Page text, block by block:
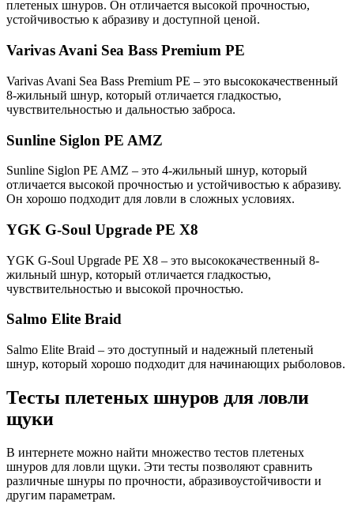
плетеных шнуров. Он отличается высокой прочностью,
устойчивостью к абразиву и доступной ценой.
Varivas Avani Sea Bass Premium PE
Varivas Avani Sea Bass Premium PE – это высококачественный
8-жильный шнур, который отличается гладкостью,
чувствительностью и дальностью заброса.
Sunline Siglon PE AMZ
Sunline Siglon PE AMZ – это 4-жильный шнур, который
отличается высокой прочностью и устойчивостью к абразиву.
Он хорошо подходит для ловли в сложных условиях.
YGK G-Soul Upgrade PE X8
YGK G-Soul Upgrade PE X8 – это высококачественный 8-
жильный шнур, который отличается гладкостью,
чувствительностью и высокой прочностью.
Salmo Elite Braid
Salmo Elite Braid – это доступный и надежный плетеный
шнур, который хорошо подходит для начинающих рыболовов.
Тесты плетеных шнуров для ловли
щуки
В интернете можно найти множество тестов плетеных
шнуров для ловли щуки. Эти тесты позволяют сравнить
различные шнуры по прочности, абразивоустойчивости и
другим параметрам.